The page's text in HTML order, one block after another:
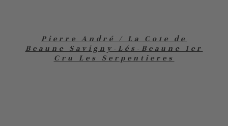
Pierre André / La Cote de
Beaune Savigny-Lés-Beaune 1er
Cru Les Serpentieres